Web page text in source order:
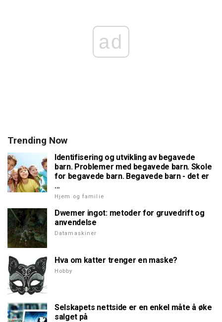
ad
Trending Now
Identifisering og utvikling av begavede
barn. Problemer med begavede barn. Skole
for begavede barn. Begavede barn - det er
...
Hjem og familie
Dwemer ingot: metoder for gruvedrift og
anvendelse
Datamaskiner
Hva om katter trenger en maske?
Hobby
Selskapets nettside er en enkel måte å øke
salget på